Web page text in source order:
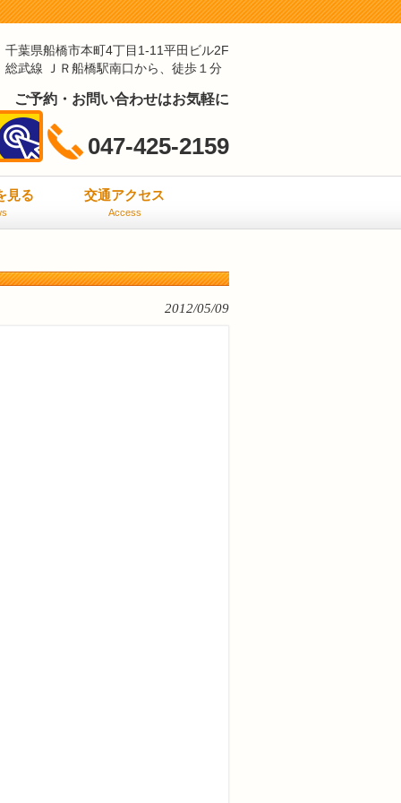
千葉県船橋市本町4丁目1-11平田ビル2F
総武線 ＪＲ船橋駅南口から、徒歩１分
ご予約・お問い合わせはお気軽に
047-425-2159
見る 交通アクセス
Access
2012/05/09